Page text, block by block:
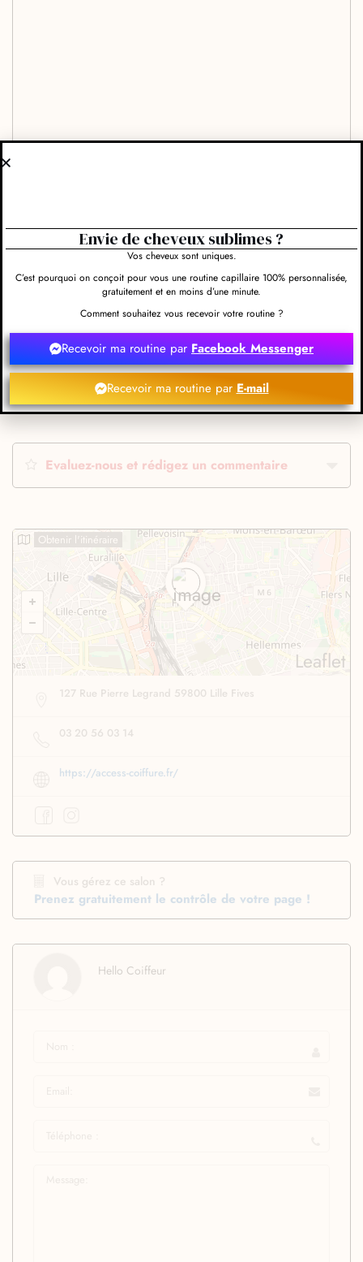
Evaluez-nous et rédigez un commentaire
Leaflet
Obtenir l'itinéraire
127 Rue Pierre Legrand 59800 Lille Fives
03 20 56 03 14
https://access-coiffure.fr/
Vous gérez ce salon ?
Prenez gratuitement le contrôle de votre page !
Hello Coiffeur
Envie de cheveux sublimes ?
Vos cheveux sont uniques.
C’est pourquoi on conçoit pour vous une routine capillaire 100% personnalisée,
gratuitement et en moins d’une minute.
Comment souhaitez vous recevoir votre routine ?
Recevoir ma routine parFacebook Messenger
Recevoir ma routine par E-mail